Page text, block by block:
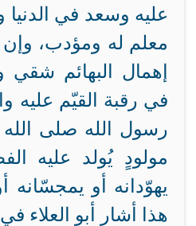
عليه وسعد في الدنيا
معلم له ومؤدب،
إهمال البهائم شقي
في رقبة القيّم عليه
رسول الله صلى
مولودٍ يُولد عليه
يهوّدانه أو يمجسّانه
هذا أشار أبو العلاء